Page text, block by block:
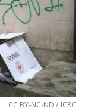
CC BY-NC-ND / ICRC